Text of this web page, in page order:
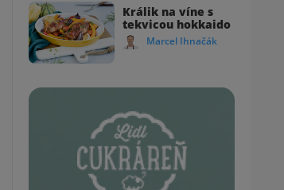
Králik na víne s
tekvicou hokkaido
Marcel Ihnačák